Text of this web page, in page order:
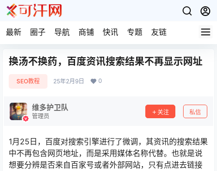
最新 圈子 导航 商铺 快讯 专题 友链
换汤不换药，百度资讯搜索结果不再显示网址
SEO教程 25年2月9日 0
维多护卫队
管理员
关注 私信
1月25日，百度对搜索引擎进行了微调，其资讯的搜索结果
中不再包含网页地址，而是采用媒体名称代替。也就是说
想要分辨是否来自百家号或者外部网站，只有点进去链接